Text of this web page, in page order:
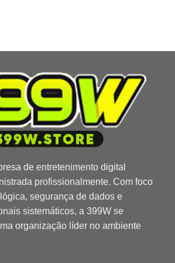
de entretenimento digital
profissionalmente. Com foco
segurança de dados e
sistemáticos, a 399W se
organização líder no ambiente